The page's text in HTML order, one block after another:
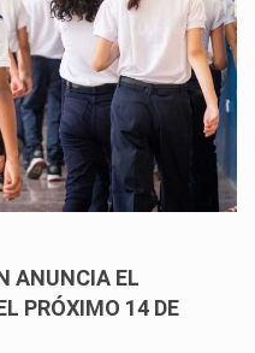
ANUNCIA EL
PRÓXIMO 14 DE